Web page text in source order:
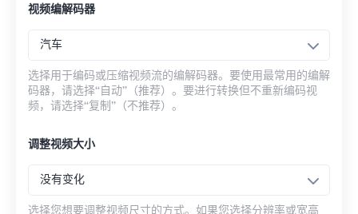
视频编解码器
汽车
选择用于编码或压缩视频流的编解码器。要使用最常用的编解
码器，请选择“自动”（推荐）。要进行转换但不重新编码视
频，请选择“复制”（不推荐）。
调整视频大小
没有变化
选择您想要调整视频尺寸的方式。如果您选择分辨率或宽高